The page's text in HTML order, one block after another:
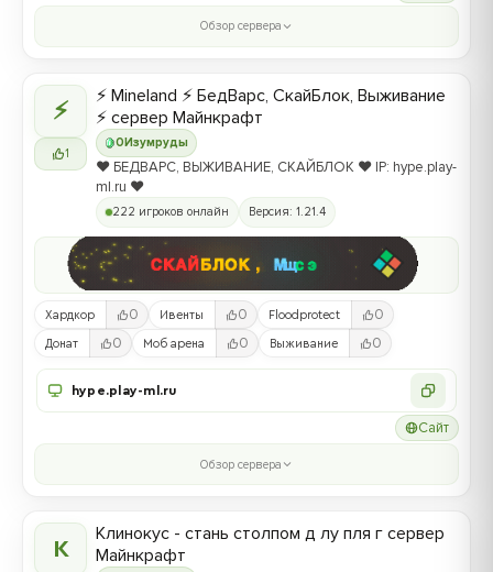
Обзор сервера
⚡
1
0 Изумруды
⚡ Mineland ⚡ БедВарс, СкайБлок, Выживание
⚡ сервер Майнкрафт
❤️ БЕДВАРС, ВЫЖИВАНИЕ, СКАЙБЛОК ❤️ IP: hype.play-
ml.ru ❤️
222 игроков онлайн Версия: 1.21.4
Хардкор 0 Ивенты 0 Floodprotect 0
Донат 0 Моб арена 0 Выживание 0
hype.play-ml.ru
Сайт
Обзор сервера
К
Клинокус - стань столпом д лу пля г сервер
Майнкрафт